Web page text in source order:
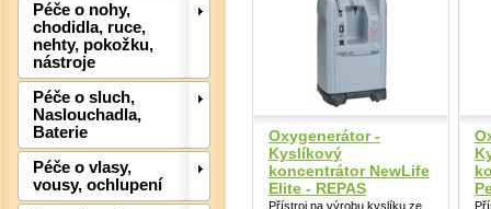
Péče o nohy,
chodidla, ruce,
nehty, pokožku,
nástroje
Péče o sluch,
Naslouchadla,
Baterie
Péče o vlasy,
vousy, ochlupení
Oxygenerátor -
Kyslíkový
koncentrátor NewLife
Elite - REPAS
Přístroj na výrobu kyslíku ze